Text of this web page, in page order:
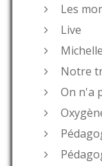
Les
Live
Notre
On n'a